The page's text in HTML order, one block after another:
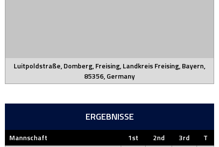
Luitpoldstraße, Domberg, Freising, Landkreis Freising, Bayern,
85356, Germany
ERGEBNISSE
Mannschaft 1st 2nd 3rd
T